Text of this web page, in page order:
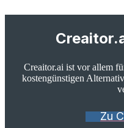
Creaitor.ai ist vor allem
kostengünstigen
Zu